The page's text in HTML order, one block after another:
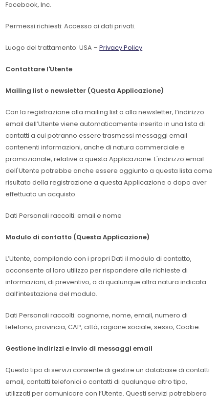
Facebook, Inc.
Permessi richiesti: Accesso ai dati privati.
Luogo del trattamento: USA –Privacy Policy
Contattare l'Utente
Mailing list o newsletter (Questa Applicazione)
Con la registrazione alla mailing list o alla newsletter, l’indirizzo
email dell’Utente viene automaticamente inserito in una lista di
contatti a cui potranno essere trasmessi messaggi email
contenenti informazioni, anche di natura commerciale e
promozionale, relative a questa Applicazione. L'indirizzo email
dell'Utente potrebbe anche essere aggiunto a questa lista come
risultato della registrazione a questa Applicazione o dopo aver
effettuato un acquisto.
Dati Personali raccolti: email e nome
Modulo di contatto (Questa Applicazione)
L’Utente, compilando con i propri Dati il modulo di contatto,
acconsente al loro utilizzo per rispondere alle richieste di
informazioni, di preventivo, o di qualunque altra natura indicata
dall’intestazione del modulo.
Dati Personali raccolti: cognome, nome, email, numero di
telefono, provincia, CAP, città, ragione sociale, sesso, Cookie.
Gestione indirizzi e invio di messaggi email
Questo tipo di servizi consente di gestire un database di contatti
email, contatti telefonici o contatti di qualunque altro tipo,
utilizzati per comunicare con l’Utente. Questi servizi potrebbero